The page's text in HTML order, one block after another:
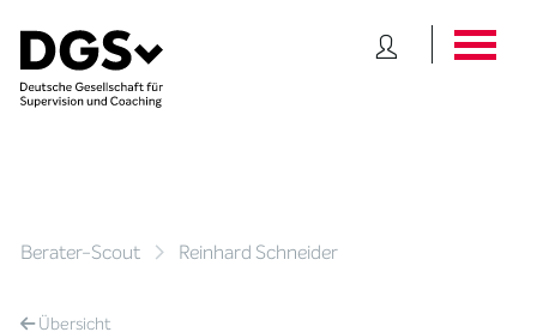
Berater-Scout Reinhard Schneider
Übersicht